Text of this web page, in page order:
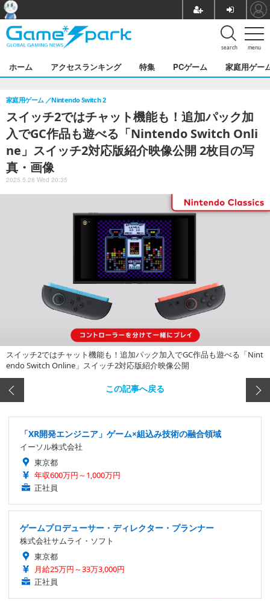
menu
search
ホーム アクセスランキング 特集 PCゲーム 家庭用ゲー
スイッチ2ではチャット機能も！追加パック加
入でGC作品も遊べる「Nintendo Switch Onli
ne」スイッチ2対応版紹介映像公開 2枚目の写
真・画像
家庭用ゲーム Nintendo Switch 2
2025.5.28 Wed 20:35
スイッチ2ではチャット機能も！追加パック加入でGC作品も遊べる「Nint
endo Switch Online」スイッチ2対応版紹介映像公開
この記事へ戻る
「XR開発エンジニア」ゲーム×組込み技術の融合領域
イーソル株式会社
東京都
年収600万円～1,000万円
正社員
ゲームプロデューサー・ディレクター・プランナー
株式会社サムライ・ソフト
東京都
月給25万円～33万3,000円
正社員